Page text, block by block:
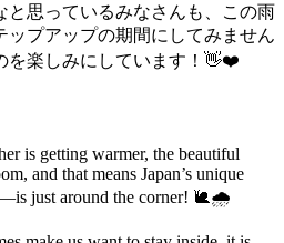
と思っているみなさんも、この雨
ップアップの期間にしてみません
を楽しみにしています！👋❤️
is getting warmer, the beautiful
and that means Japan’s unique
just around the corner! 🐌🌧️